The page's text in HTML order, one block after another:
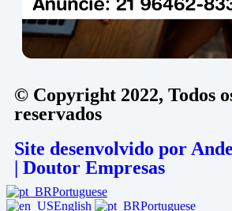
© Copyright 2022, Todos
reservados
Site desenvolvido por
| Doutor Empresas
Portuguese
English
Portuguese